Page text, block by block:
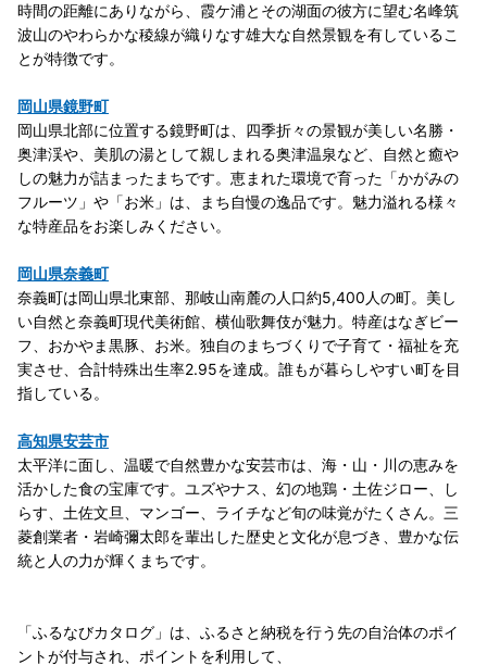
時間の距離にありながら、霞ケ浦とその湖面の彼方に望む名峰筑
波山のやわらかな稜線が織りなす雄大な自然景観を有しているこ
とが特徴です。
岡山県鏡野町
岡山県北部に位置する鏡野町は、四季折々の景観が美しい名勝・
奥津渓や、美肌の湯として親しまれる奥津温泉など、自然と癒や
しの魅力が詰まったまちです。恵まれた環境で育った「かがみの
フルーツ」や「お米」は、まち自慢の逸品です。魅力溢れる様々
な特産品をお楽しみください。
岡山県奈義町
奈義町は岡山県北東部、那岐山南麓の人口約5,400人の町。美し
い自然と奈義町現代美術館、横仙歌舞伎が魅力。特産はなぎビー
フ、おかやま黒豚、お米。独自のまちづくりで子育て・福祉を充
実させ、合計特殊出生率2.95を達成。誰もが暮らしやすい町を目
指している。
高知県安芸市
太平洋に面し、温暖で自然豊かな安芸市は、海・山・川の恵みを
活かした食の宝庫です。ユズやナス、幻の地鶏・土佐ジロー、し
らす、土佐文旦、マンゴー、ライチなど旬の味覚がたくさん。三
菱創業者・岩崎彌太郎を輩出した歴史と文化が息づき、豊かな伝
統と人の力が輝くまちです。
「ふるなびカタログ」は、ふるさと納税を行う先の自治体のポイ
ントが付与され、ポイントを利用して、